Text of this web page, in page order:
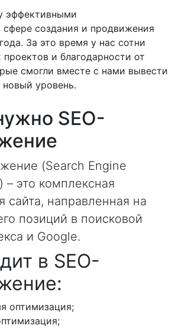
эффективными
создания и продвижения
За это время у нас сотни
проектов и благодарности от
смогли вместе с нами вывести
новый уровень.
SEO-
(Search Engine
– это комплексная
сайта, направленная на
позиций в поисковой
и Google.
в SEO-
оптимизация;